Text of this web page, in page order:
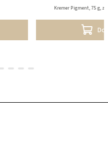
Do
Kremer Pigment, 75 g,